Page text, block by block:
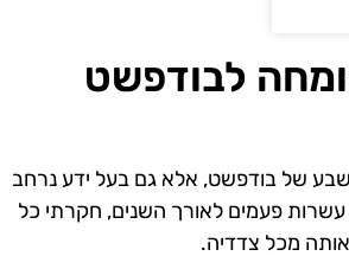
לבודפשט
של בודפשט, אלא גם בעל ידע נרחב
פעמים לאורך השנים, חקרתי כל
אותה מכל צדדיה.